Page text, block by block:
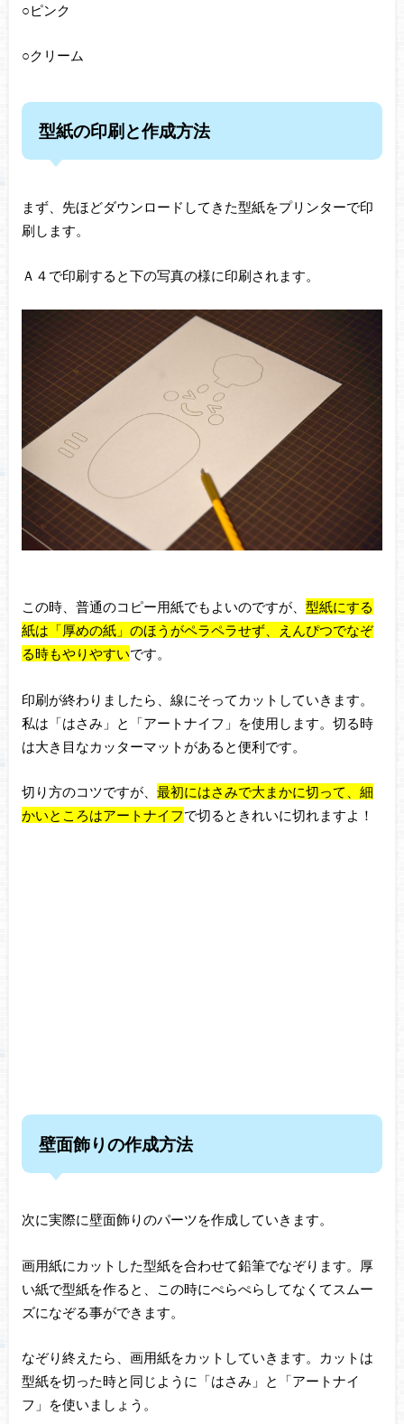
○ピンク
○クリーム
型紙の印刷と作成方法
まず、先ほどダウンロードしてきた型紙をプリンターで印
刷します。
Ａ４で印刷すると下の写真の様に印刷されます。
この時、普通のコピー用紙でもよいのですが、 型紙にする
紙は「厚めの紙」のほうがペラペラせず、えんぴつでなぞ
る時もやりやすいです。
印刷が終わりましたら、線にそってカットしていきます。
私は「はさみ」と「アートナイフ」を使用します。切る時
は大き目なカッターマットがあると便利です。
切り方のコツですが、 最初にはさみで大まかに切って、細
かいところはアートナイフで切るときれいに切れますよ！
壁面飾りの作成方法
次に実際に壁面飾りのパーツを作成していきます。
画用紙にカットした型紙を合わせて鉛筆でなぞります。厚
い紙で型紙を作ると、この時にぺらぺらしてなくてスムー
ズになぞる事ができます。
なぞり終えたら、画用紙をカットしていきます。カットは
型紙を切った時と同じように「はさみ」と「アートナイ
フ」を使いましょう。